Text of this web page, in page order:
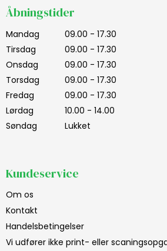
Åbningstider
Mandag
09.00 - 17.30
Tirsdag
09.00 - 17.30
Onsdag
09.00 - 17.30
Torsdag
09.00 - 17.30
Fredag
09.00 - 17.30
Lørdag
10.00 - 14.00
Søndag
Lukket
Kundeservice
Om os
Kontakt
Handelsbetingelser
Vi udfører ikke print- eller